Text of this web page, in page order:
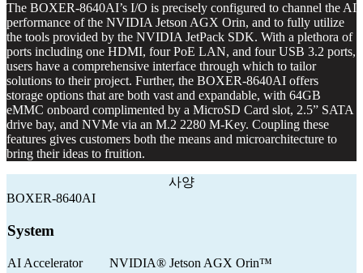
The BOXER-8640AI’s I/O is precisely configured to channel the AI
performance of the NVIDIA Jetson AGX Orin, and to fully utilize
the tools provided by the NVIDIA JetPack SDK. With a plethora of
ports including one HDMI, four PoE LAN, and four USB 3.2 ports,
users have a comprehensive interface through which to tailor
solutions to their project. Further, the BOXER-8640AI offers
storage options that are both vast and expandable, with 64GB
eMMC onboard complimented by a MicroSD Card slot, 2.5” SATA
drive bay, and NVMe via an M.2 2280 M-Key. Coupling these
features gives customers both the means and microarchitecture to
bring their ideas to fruition.
사양
BOXER-8640AI
System
AI Accelerator NVIDIA® Jetson AGX Orin™